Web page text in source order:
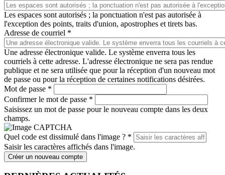
Les espaces sont autorisés ; la ponctuation n'est pas autorisée à
l'exception des points, traits d'union, apostrophes et tirets bas.
Adresse de courriel *
Une adresse électronique valide. Le système enverra tous les
courriels à cette adresse. L'adresse électronique ne sera pas rendue
publique et ne sera utilisée que pour la réception d'un nouveau mot
de passe ou pour la réception de certaines notifications désirées.
Mot de passe *
Confirmer le mot de passe *
Saisissez un mot de passe pour le nouveau compte dans les deux
champs.
Quel code est dissimulé dans l'image ? *
Saisir les caractères affichés dans l'image.
Créer un nouveau compte